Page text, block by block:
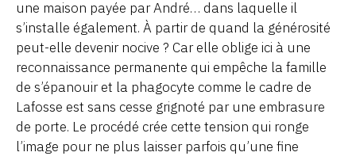
une maison payée par André… dans laquelle il
s’installe également. À partir de quand la générosité
peut-elle devenir nocive ? Car elle oblige ici à une
reconnaissance permanente qui empêche la famille
de s’épanouir et la phagocyte comme le cadre de
Lafosse est sans cesse grignoté par une embrasure
de porte. Le procédé crée cette tension qui ronge
l’image pour ne plus laisser parfois qu’une fine